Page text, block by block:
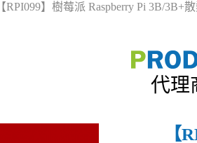
【RPI099】樹莓派 Raspberry Pi 3B/3B+
代理
【